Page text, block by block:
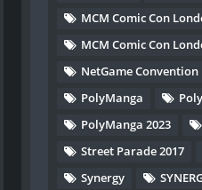
MCM Comic Con
MCM Comic Con
NetGame Convention
PolyManga
PolyManga 2023
Street Parade 2017
Synergy